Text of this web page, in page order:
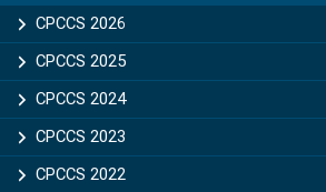
Sidebar
CPCCS 2026
CPCCS 2025
CPCCS 2024
CPCCS 2023
CPCCS 2022